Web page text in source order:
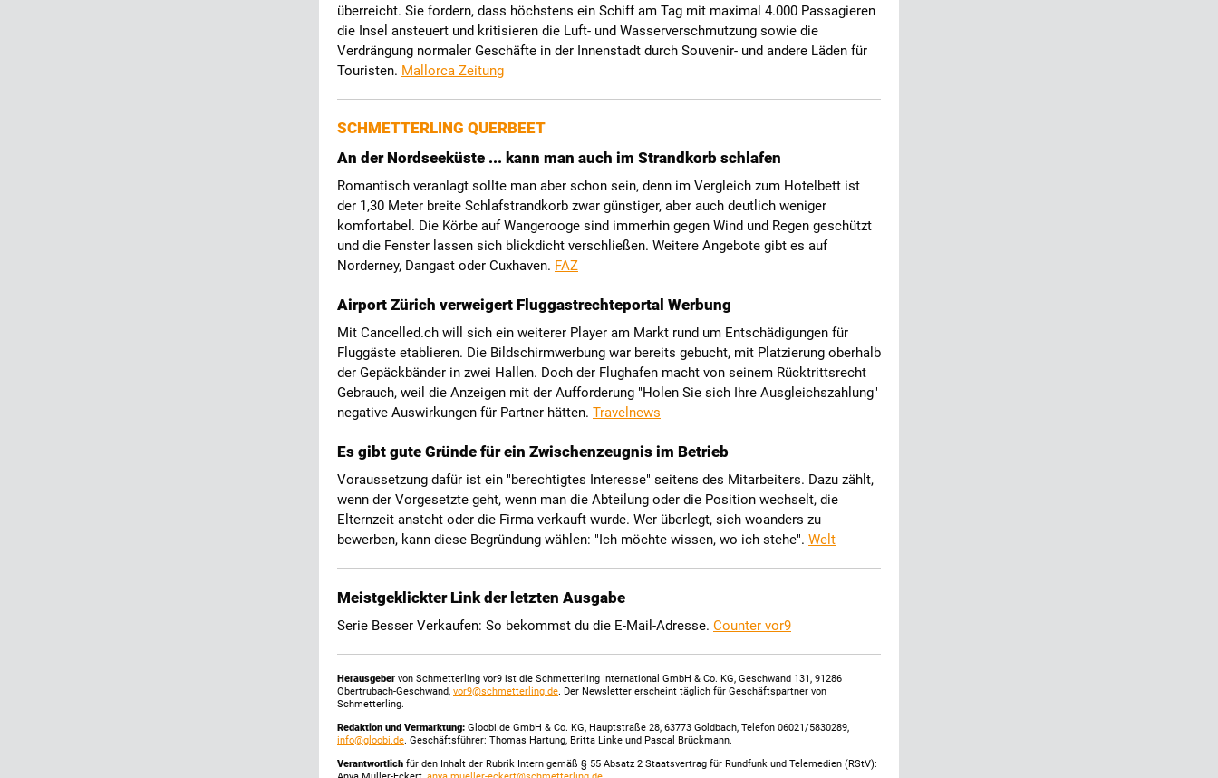
überreicht. Sie fordern, dass höchstens ein Schiff am Tag mit maximal 4.000 Passagieren
die Insel ansteuert und kritisieren die Luft- und Wasserverschmutzung sowie die
Verdrängung normaler Geschäfte in der Innenstadt durch Souvenir- und andere Läden für
Touristen. Mallorca Zeitung
SCHMETTERLING QUERBEET
An der Nordseeküste ... kann man auch im Strandkorb schlafen
Romantisch veranlagt sollte man aber schon sein, denn im Vergleich zum Hotelbett ist
der 1,30 Meter breite Schlafstrandkorb zwar günstiger, aber auch deutlich weniger
komfortabel. Die Körbe auf Wangerooge sind immerhin gegen Wind und Regen geschützt
und die Fenster lassen sich blickdicht verschließen. Weitere Angebote gibt es auf
Norderney, Dangast oder Cuxhaven. FAZ
Airport Zürich verweigert Fluggastrechteportal Werbung
Mit Cancelled.ch will sich ein weiterer Player am Markt rund um Entschädigungen für
Fluggäste etablieren. Die Bildschirmwerbung war bereits gebucht, mit Platzierung oberhalb
der Gepäckbänder in zwei Hallen. Doch der Flughafen macht von seinem Rücktrittsrecht
Gebrauch, weil die Anzeigen mit der Aufforderung "Holen Sie sich Ihre Ausgleichszahlung"
negative Auswirkungen für Partner hätten. Travelnews
Es gibt gute Gründe für ein Zwischenzeugnis im Betrieb
Voraussetzung dafür ist ein "berechtigtes Interesse" seitens des Mitarbeiters. Dazu zählt,
wenn der Vorgesetzte geht, wenn man die Abteilung oder die Position wechselt, die
Elternzeit ansteht oder die Firma verkauft wurde. Wer überlegt, sich woanders zu
bewerben, kann diese Begründung wählen: "Ich möchte wissen, wo ich stehe". Welt
Meistgeklickter Link der letzten Ausgabe
Serie Besser Verkaufen: So bekommst du die E-Mail-Adresse. Counter vor9
Herausgeber von Schmetterling vor9 ist die Schmetterling International GmbH & Co. KG, Geschwand 131, 91286
Obertrubach-Geschwand, vor9@schmetterling.de. Der Newsletter erscheint täglich für Geschäftspartner von
Schmetterling.
Redaktion und Vermarktung: Gloobi.de GmbH & Co. KG, Hauptstraße 28, 63773 Goldbach, Telefon 06021/5830289,
info@gloobi.de. Geschäftsführer: Thomas Hartung, Britta Linke und Pascal Brückmann.
Verantwortlich für den Inhalt der Rubrik Intern gemäß § 55 Absatz 2 Staatsvertrag für Rundfunk und Telemedien (RStV):